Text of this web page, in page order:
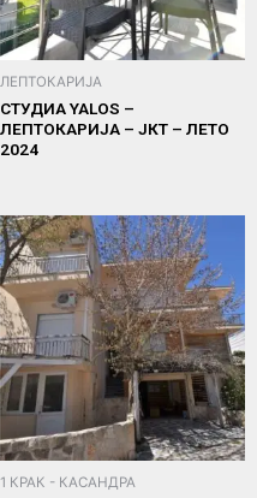
ЛЕПТОКАРИЈА
СТУДИА YALOS –
ЛЕПТОКАРИЈА – ЈКТ – ЛЕТО
2024
1 КРАК - КАСАНДРА